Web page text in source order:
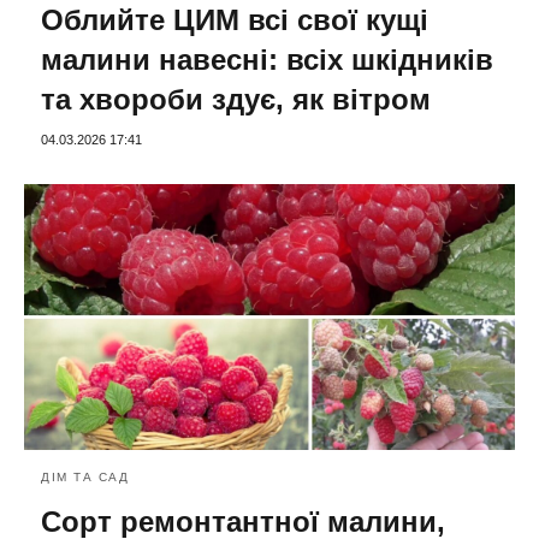
Облийте ЦИМ всі свої кущі
малини навесні: всіх шкідників
та хвороби здує, як вітром
04.03.2026 17:41
ДІМ ТА САД
Сорт ремонтантної малини,